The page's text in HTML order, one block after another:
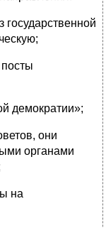
демократии»;
они
органами
на